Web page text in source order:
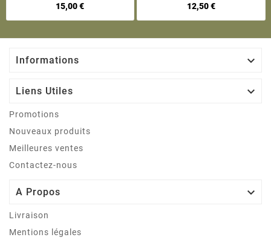
15,00 €
Armes
12,50 €
Informations 
Liens Utiles 
Promotions
Nouveaux produits
Meilleures ventes
Contactez-nous
A Propos 
Livraison
Mentions légales